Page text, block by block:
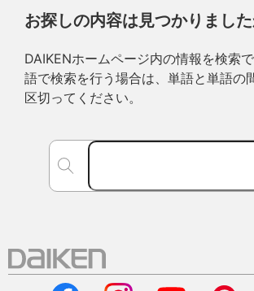
お探しの内容は見つかりました
DAIKENホームページ内の情報を検索
語で検索を行う場合は、単語と単語の
区切ってください。